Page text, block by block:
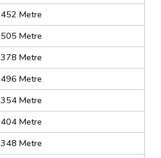
452 Metre
505 Metre
378 Metre
496 Metre
354 Metre
404 Metre
348 Metre